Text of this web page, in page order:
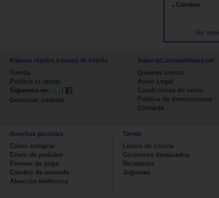
Correos
Ver
Enlaces rápidos a temas de interés
Tienda
Publica tu receta
Síguenos en:
|
Gestionar cookies
Sobre laCocinadeMama.net
Quienes somos
Aviso Legal
Condiciones de venta
Política de devoluciones
Contacta
Nuestras garantías
Cómo comprar
Envío de pedidos
Formas de pago
Cambio de moneda
Atención teléfonica
Tienda
Libros de cocina
Cocineros destacados
Recetarios
Juguetes